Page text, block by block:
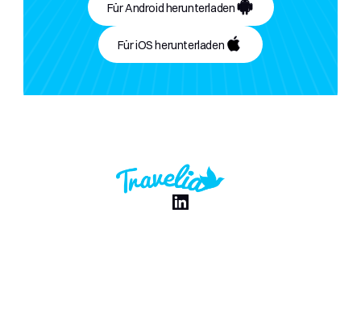
Für Android herunterladen
Für iOS herunterladen